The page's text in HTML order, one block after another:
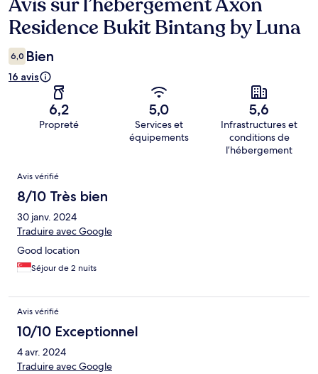
Residence Bukit Bintang by Luna
6,0 Bien
16 avis
6,2
Propreté
5,0
Services et
équipements
5,6
Infrastructures et
conditions de
l’hébergement
Avis
Avis vérifié
8/10 Très bien
30 janv. 2024
Traduire avec Google
Good location
Séjour de 2 nuits
Avis vérifié
10/10 Exceptionnel
4 avr. 2024
Traduire avec Google